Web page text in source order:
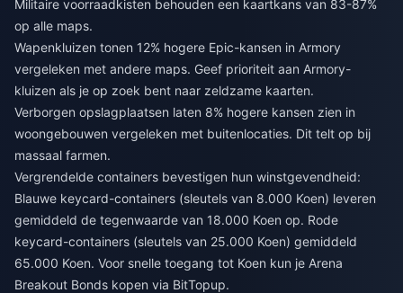
Militaire voorraadkisten behouden een kaartkans van 83-87%
op alle maps.
Wapenkluizen tonen 12% hogere Epic-kansen in Armory
vergeleken met andere maps. Geef prioriteit aan Armory-
kluizen als je op zoek bent naar zeldzame kaarten.
Verborgen opslagplaatsen laten 8% hogere kansen zien in
woongebouwen vergeleken met buitenlocaties. Dit telt op bij
massaal farmen.
Vergrendelde containers bevestigen hun winstgevendheid:
Blauwe keycard-containers (sleutels van 8.000 Koen) leveren
gemiddeld de tegenwaarde van 18.000 Koen op. Rode
keycard-containers (sleutels van 25.000 Koen) gemiddeld
65.000 Koen. Voor snelle toegang tot Koen kun je Arena
Breakout Bonds kopen via BitTopup.